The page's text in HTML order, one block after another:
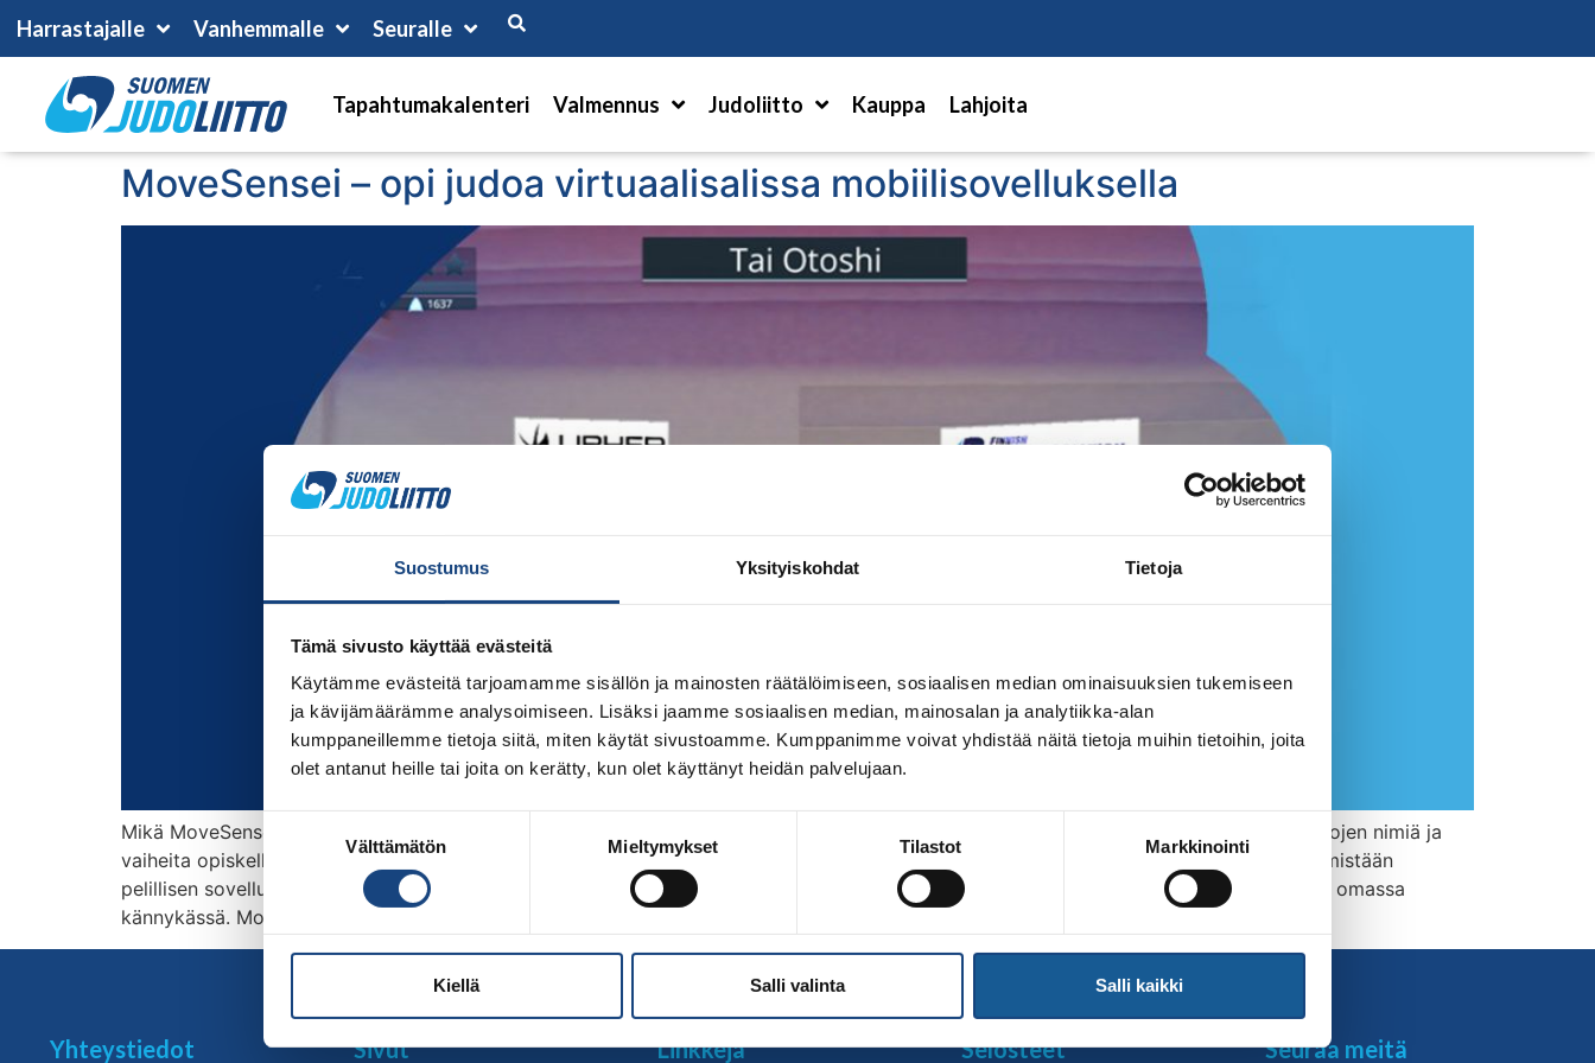
Suostumus Yksityiskohdat Tietoja
Tämä sivusto käyttää evästeitä
Käytämme evästeitä tarjoamamme sisällön ja mainosten räätälöimiseen, sosiaalisen median ominaisuuksien tukemiseen
ja kävijämäärämme analysoimiseen. Lisäksi jaamme sosiaalisen median, mainosalan ja analytiikka-alan
kumppaneillemme tietoja siitä, miten käytät sivustoamme. Kumppanimme voivat yhdistää näitä tietoja muihin tietoihin, joita
olet antanut heille tai joita on kerätty, kun olet käyttänyt heidän palvelujaan.
valinta
Välttämätön Mieltymykset Tilastot Markkinointi
Kiellä Salli valinta Salli kaikki
Harrastajalle Vanhemmalle Seuralle
Tapahtumakalenteri Valmennus Judoliitto Kauppa Lahjoita
MoveSensei – opi judoa virtuaalisalissa mobiilisovelluksella
Mikä MoveSensei on? MoveSensei on älypuhelimessa toimiva, virtuaalinen oppimisympäristö judoheittojen opetteluun. Sen avulla heittojen nimiä ja
vaiheita opiskella itsenäisesti. MoveSensei on tarkoitettu judokalle, joka haluaa kehittää tekniikkaa aktiivisesti ja seurata omaa kehittymistään
pelillisen sovelluksen avulla. Näin judosalin ulkopuolellakin voi perehtyä helposti judoon, vaikka bussia odottaessa, kun sovellus kulkee omassa
kännykässä. MoveSensei auttaa hahmottamaan voimien suuntia […]
Yhteystiedot Sivut Linkkejä Selosteet Seuraa meitä